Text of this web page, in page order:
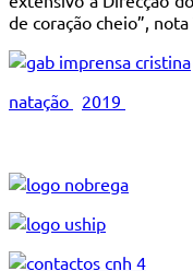
de coração cheio”,
natação 2019